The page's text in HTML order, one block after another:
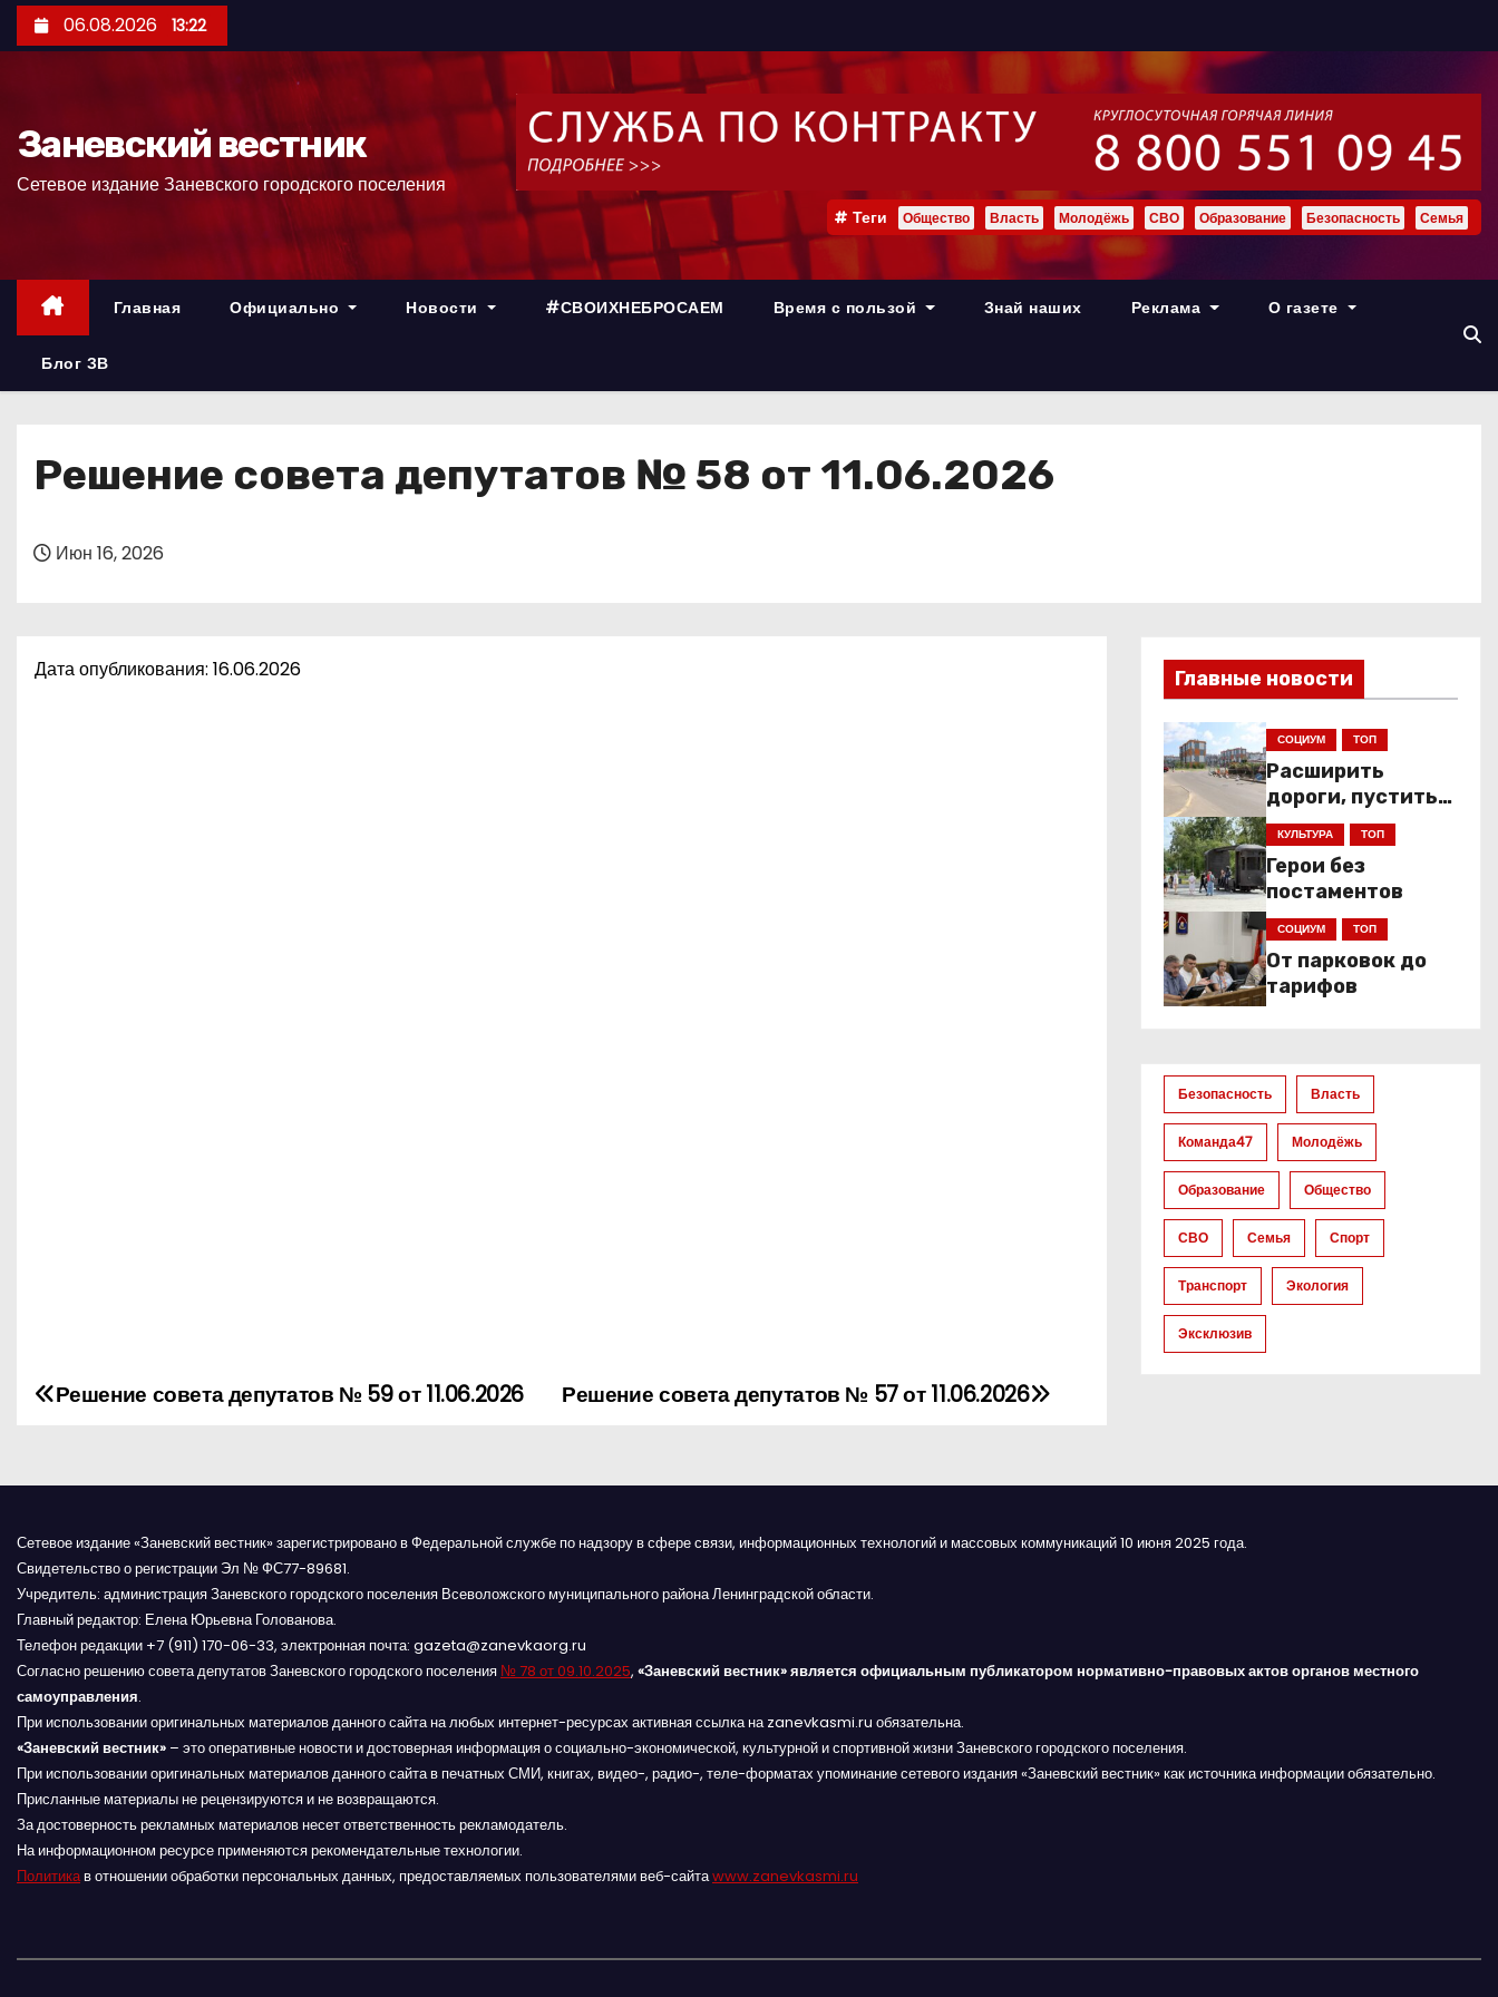
е
р
06.08.2026 13:22
Заневский вестник
Сетевое издание Заневского городского поселения
Теги Общество Власть Молодёжь СВО Образование Безопасность Семья
Главная Официально Новости #СВОИХНЕБРОСАЕМ Время с пользой Знай наших Реклама О газете
Блог ЗВ
Решение совета депутатов № 58 от 11.06.2026
Июн 16, 2026
Дата опубликования: 16.06.2026
Н
в
и
г
а
ц
и
я
п
о
а
Решение совета депутатов № 57 от 11.06.2026
Решение совета депутатов № 59 от 11.06.2026
Главные новости
СОЦИУМ ТОП
Расширить
дороги, пустить
низкопольники
КУЛЬТУРА ТОП
Герои без
постаментов
СОЦИУМ ТОП
От парковок до
тарифов
Безопасность Власть
Команда47 Молодёжь
Образование Общество
СВО Семья Спорт
Транспорт Экология
Эксклюзив
Сетевое издание «Заневский вестник» зарегистрировано в Федеральной службе по надзору в сфере связи, информационных технологий и массовых коммуникаций 10 июня 2025 года.
Свидетельство о регистрации Эл № ФС77-89681.
Учредитель: администрация Заневского городского поселения Всеволожского муниципального района Ленинградской области.
Главный редактор: Елена Юрьевна Голованова.
Телефон редакции +7 (911) 170-06-33, электронная почта: gazeta@zanevkaorg.ru
Согласно решению совета депутатов Заневского городского поселения № 78 от 09.10.2025, «Заневский вестник» является официальным публикатором нормативно-правовых актов органов местного
самоуправления.
При использовании оригинальных материалов данного сайта на любых интернет-ресурсах активная ссылка на zanevkasmi.ru обязательна.
«Заневский вестник» – это оперативные новости и достоверная информация о социально-экономической, культурной и спортивной жизни Заневского городского поселения.
При использовании оригинальных материалов данного сайта в печатных СМИ, книгах, видео-, радио-, теле-форматах упоминание сетевого издания «Заневский вестник» как источника информации обязательно.
Присланные материалы не рецензируются и не возвращаются.
За достоверность рекламных материалов несет ответственность рекламодатель.
На информационном ресурсе применяются рекомендательные технологии.
Политикав отношении обработки персональных данных, предоставляемых пользователями веб-сайтаwww.zanevkasmi.ru